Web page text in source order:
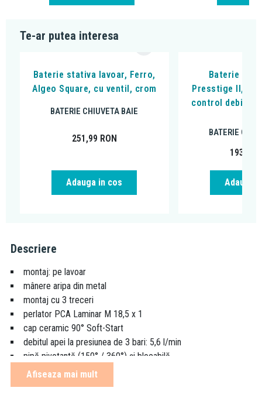
Te-ar putea interesa
Baterie stativa lavoar, Ferro,
Algeo Square, cu ventil, crom
BATERIE CHIUVETA BAIE
251,99 RON
Adauga in cos
Baterie
Presstige II, cu
control debit și
BATERIE
193,49
Adauga
Descriere
montaj: pe lavoar
mânere aripa din metal
montaj cu 3 treceri
perlator PCA Laminar M 18,5 x 1
cap ceramic 90° Soft-Start
debitul apei la presiunea de 3 bari: 5,6 l/min
pipă pivotantă (150° / 360°) şi blocabilă
racorduri flexibile G 3/8
prindere flanşă
Afiseaza mai mult